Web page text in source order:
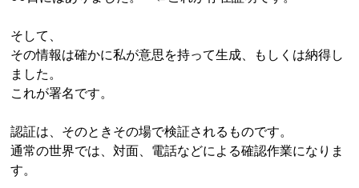
そして、
その情報は確かに私が意思を持って生成、もしくは納得し
ました。
これが署名です。
認証は、そのときその場で検証されるものです。
通常の世界では、対面、電話などによる確認作業になりま
す。